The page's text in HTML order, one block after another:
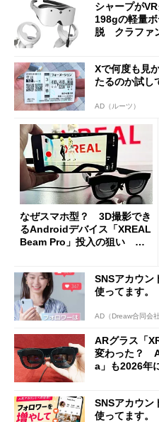
シャープが
198gの軽量
脱 クラファ
Xで何度も見
たるのか試し
AD（ルーツ）
なぜスマホ型？ 3D撮影でき
るAndroidデバイス「XREAL
Beam Pro」投入の狙い 唯
SNSアカウン
使ってます。
AD（Dreaw合同会社
ARグラス「
変わった？
a」も2026年
SNSアカウン
使ってます。